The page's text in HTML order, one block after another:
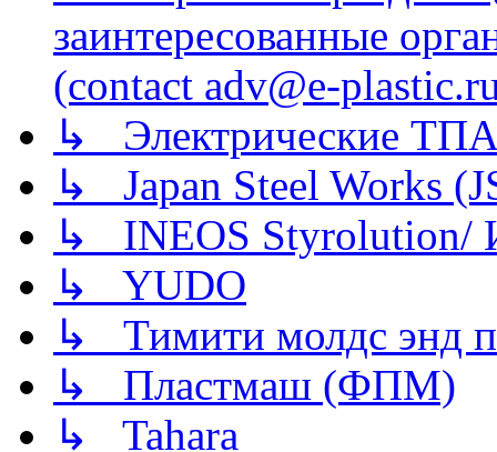
заинтересованные
(contact adv@e-
↳ Электрические
↳ Japan Steel Works
↳ INEOS
↳ YUDO
↳ Тимити молдс энд
↳ Пластмаш (ФПМ)
↳ Tahara